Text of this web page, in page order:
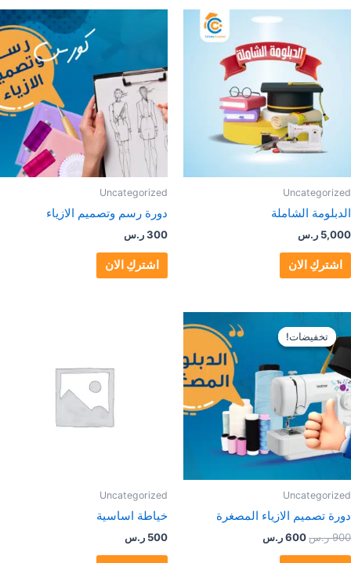
Uncategorized
الدبلومة الشاملة
5,000 ر.س
اشتركِ الان
Uncategorized
دورة رسم وتصميم الازياء
300ر.س
اشتركِ الان
تخفيضات!
تخفيضات!
Uncategorized
دورة تصميم الازياء المصغرة
900 ر.س
الأصلي
هو:
600ر.س
الحالي
Uncategorized
خياطة اساسية
500 ر.س